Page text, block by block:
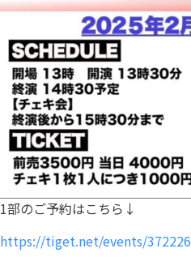
1部のご予約はこちら↓
https://tiget.net/events/372226